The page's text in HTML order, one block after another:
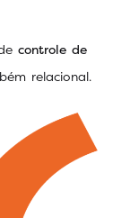
controle de
relacional.